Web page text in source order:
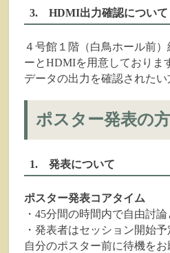
3. HDMI出力確認について
４号館１階（白鳥ホール前
ーとHDMIを用意しておりま
データの出力を確認されたい
ポスター発表の
1. 発表について
ポスター発表コアタイム
・45分間の時間内で自由討論
・発表者はセッション開始
自分のポスター前に待機をお